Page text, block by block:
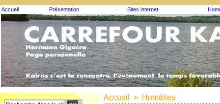
Accueil Présentation Sites internet
Accueil > Homélies